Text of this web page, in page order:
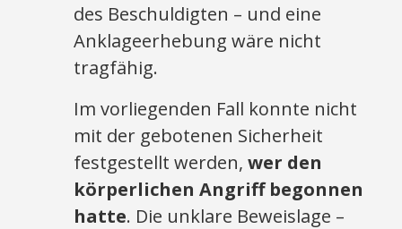
des Beschuldigten – und eine
Anklageerhebung wäre nicht
tragfähig.
Im vorliegenden Fall konnte nicht
mit der gebotenen Sicherheit
festgestellt werden,wer den
körperlichen Angriff begonnen
hatte. Die unklare Beweislage –